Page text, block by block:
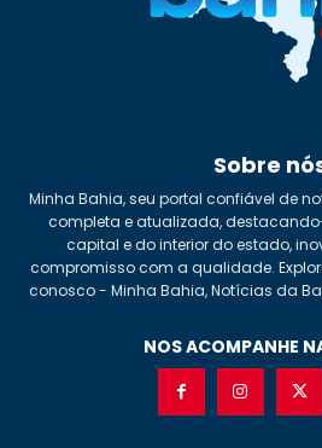
Sobre
Minha Bahia, seu portal confiável de
completa e atualizada,
capital e do interior do estado,
compromisso com a qualidade.
conosco - Minha Bahia, Notícias da
NOS ACOMPANHE